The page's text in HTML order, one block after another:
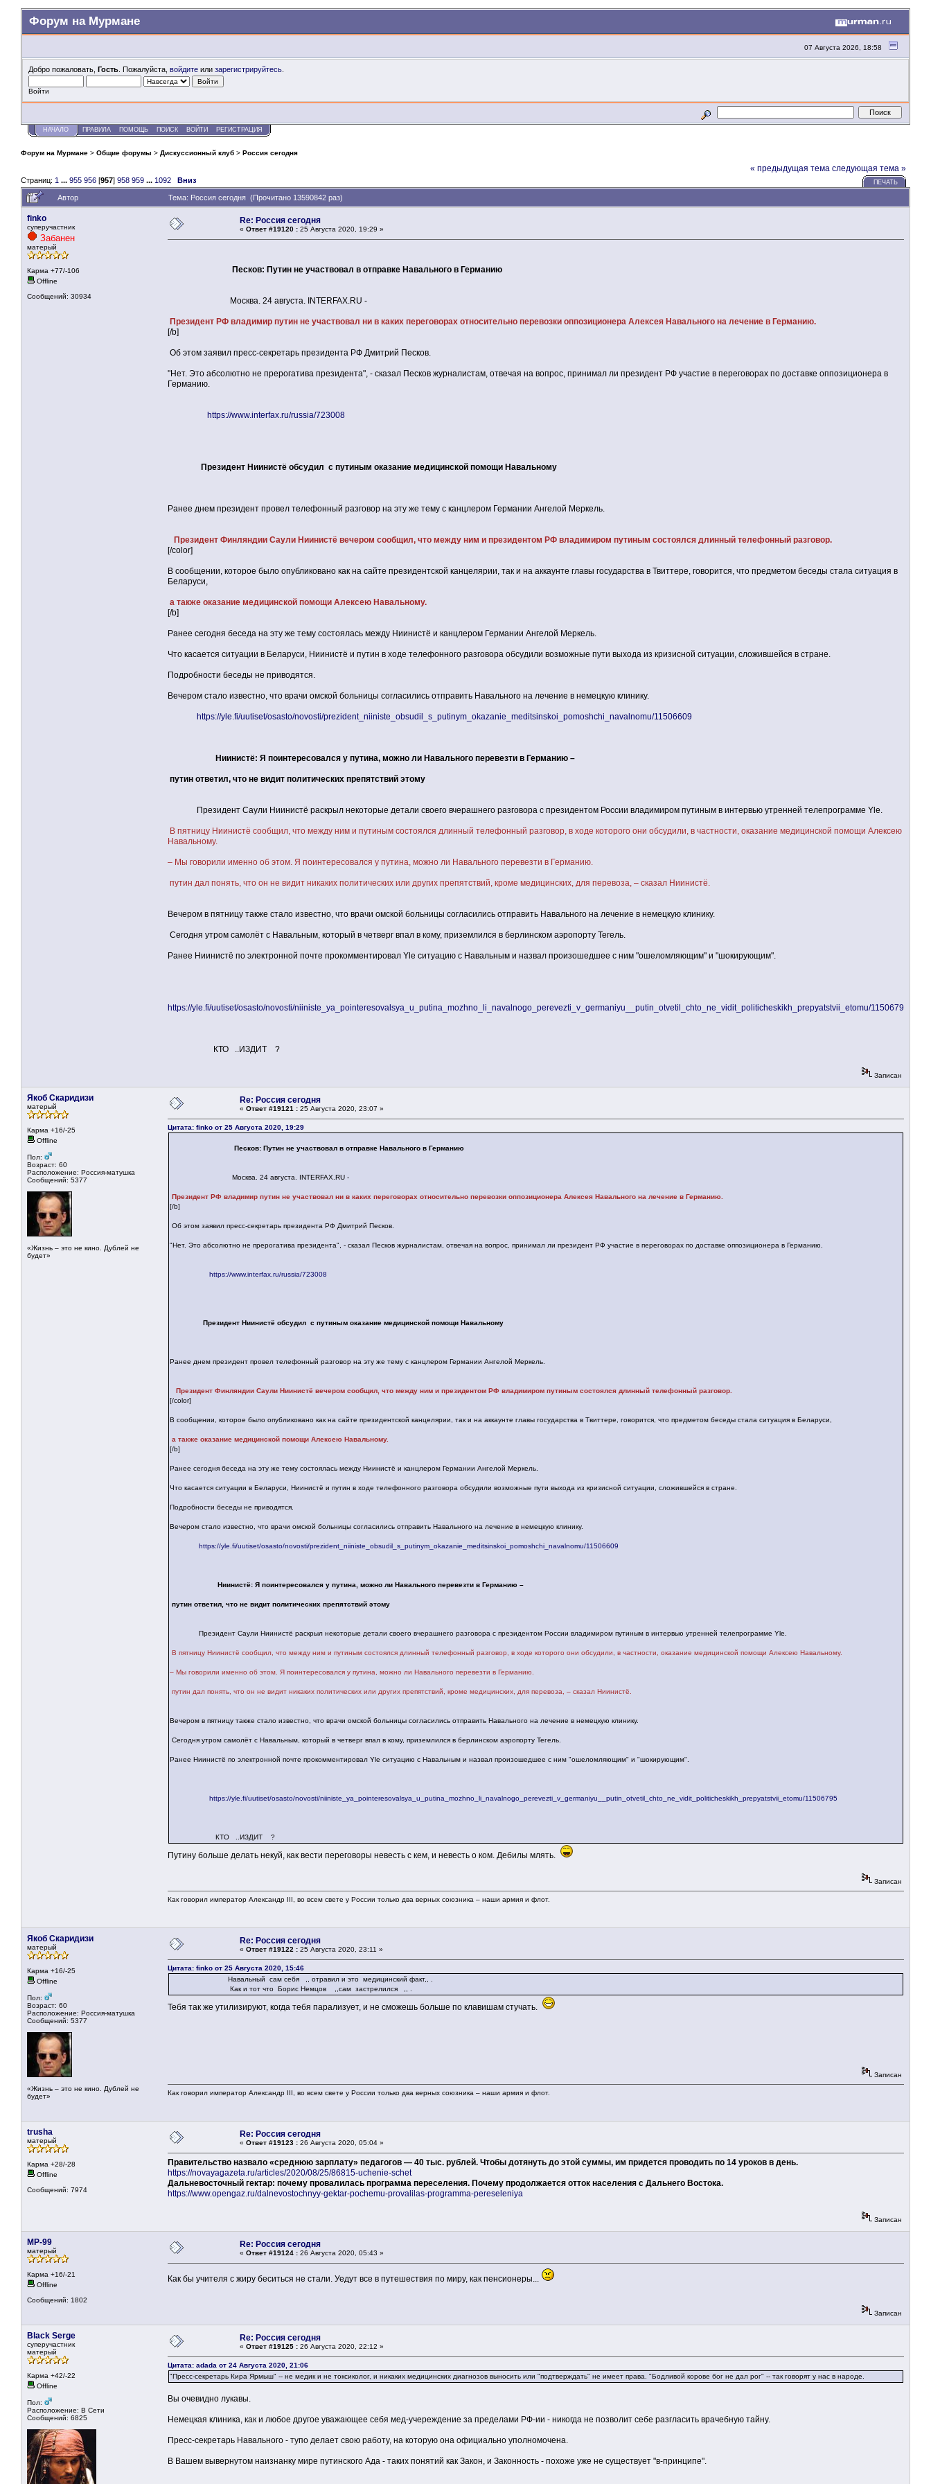
Форум на Мурмане
07 Августа 2026, 18:58
Добро пожаловать, Гость . Пожалуйста, войдите или зарегистрируйтесь
Войти
НАЧАЛО ПРАВИЛА ПОМОЩЬ ПОИСК ВОЙТИ РЕГИСТРАЦИЯ
Форум на Мурмане > Общие форумы > Дискуссионный клуб > Россия сегодня
Страниц: 1 ... 955 956 [957] 958 959 ... 1092 Вниз
« предыдущая тема следующая тема »
ПЕЧАТЬ
Автор Тема: Россия сегодня (Прочитано 13590842 раз)
finko
суперучастник
Забанен
матерый
Карма +77/-106
Offline
Сообщений: 30934
Re: Россия сегодня
« Ответ #19120 : 25 Августа 2020, 19:29 »
Песков: Путин не участвовал в отправке Навального в Германию
Москва. 24 августа. INTERFAX.RU -
Президент РФ владимир путин не участвовал ни в каких переговорах относительно перевозки оппозиционера Алексея Навального на лечение в Германию.
[/b]
Об этом заявил пресс-секретарь президента РФ Дмитрий Песков.
"Нет. Это абсолютно не прерогатива президента", - сказал Песков журналистам, отвечая на вопрос, принимал ли президент РФ участие в переговорах по доставке оппозиционера в
Германию.
https://www.interfax.ru/russia/723008
Президент Ниинистё обсудил с путиным оказание медицинской помощи Навальному
Ранее днем президент провел телефонный разговор на эту же тему с канцлером Германии Ангелой Меркель.
Президент Финляндии Саули Ниинистё вечером сообщил, что между ним и президентом РФ владимиром путиным состоялся длинный телефонный разговор.
[/color]
В сообщении, которое было опубликовано как на сайте президентской канцелярии, так и на аккаунте главы государства в Твиттере, говорится, что предметом беседы стала ситуация в
Беларуси,
а также оказание медицинской помощи Алексею Навальному.
[/b]
Ранее сегодня беседа на эту же тему состоялась между Ниинистё и канцлером Германии Ангелой Меркель.
Что касается ситуации в Беларуси, Ниинистё и путин в ходе телефонного разговора обсудили возможные пути выхода из кризисной ситуации, сложившейся в стране.
Подробности беседы не приводятся.
Вечером стало известно, что врачи омской больницы согласились отправить Навального на лечение в немецкую клинику.
https://yle.fi/uutiset/osasto/novosti/prezident_niiniste_obsudil_s_putinym_okazanie_meditsinskoi_pomoshchi_navalnomu/11506609
Ниинистё: Я поинтересовался у путина, можно ли Навального перевезти в Германию –
путин ответил, что не видит политических препятствий этому
Президент Саули Ниинистё раскрыл некоторые детали своего вчерашнего разговора с президентом России владимиром путиным в интервью утренней телепрограмме Yle.
В пятницу Ниинистё сообщил, что между ним и путиным состоялся длинный телефонный разговор, в ходе которого они обсудили, в частности, оказание медицинской помощи Алексею
Навальному.
– Мы говорили именно об этом. Я поинтересовался у путина, можно ли Навального перевезти в Германию.
путин дал понять, что он не видит никаких политических или других препятствий, кроме медицинских, для перевоза, – сказал Ниинистё.
Вечером в пятницу также стало известно, что врачи омской больницы согласились отправить Навального на лечение в немецкую клинику.
Сегодня утром самолёт с Навальным, который в четверг впал в кому, приземлился в берлинском аэропорту Тегель.
Ранее Ниинистё по электронной почте прокомментировал Yle ситуацию с Навальным и назвал произошедшее с ним "ошеломляющим" и "шокирующим".
https://yle.fi/uutiset/osasto/novosti/niiniste_ya_pointeresovalsya_u_putina_mozhno_li_navalnogo_perevezti_v_germaniyu__putin_otvetil_chto_ne_vidit_politicheskikh_prepyatstvii_etomu/11506795
КТО ..ИЗДИТ ?
Записан
Якоб Скаридизи
матерый
Карма +16/-25
Offline
Пол:
Возраст: 60
Расположение: Россия-матушка
Сообщений: 5377
«Жизнь – это не кино. Дублей не
будет»
Re: Россия сегодня
« Ответ #19121 : 25 Августа 2020, 23:07 »
Цитата: finko от 25 Августа 2020, 19:29
Песков: Путин не участвовал в отправке Навального в Германию
Москва. 24 августа. INTERFAX.RU -
Президент РФ владимир путин не участвовал ни в каких переговорах относительно перевозки оппозиционера Алексея Навального на лечение в Германию.
[/b]
Об этом заявил пресс-секретарь президента РФ Дмитрий Песков.
"Нет. Это абсолютно не прерогатива президента", - сказал Песков журналистам, отвечая на вопрос, принимал ли президент РФ участие в переговорах по доставке оппозиционера в Германию.
https://www.interfax.ru/russia/723008
Президент Ниинистё обсудил с путиным оказание медицинской помощи Навальному
Ранее днем президент провел телефонный разговор на эту же тему с канцлером Германии Ангелой Меркель.
Президент Финляндии Саули Ниинистё вечером сообщил, что между ним и президентом РФ владимиром путиным состоялся длинный телефонный разговор.
[/color]
В сообщении, которое было опубликовано как на сайте президентской канцелярии, так и на аккаунте главы государства в Твиттере, говорится, что предметом беседы стала ситуация в Беларуси,
а также оказание медицинской помощи Алексею Навальному.
[/b]
Ранее сегодня беседа на эту же тему состоялась между Ниинистё и канцлером Германии Ангелой Меркель.
Что касается ситуации в Беларуси, Ниинистё и путин в ходе телефонного разговора обсудили возможные пути выхода из кризисной ситуации, сложившейся в стране.
Подробности беседы не приводятся.
Вечером стало известно, что врачи омской больницы согласились отправить Навального на лечение в немецкую клинику.
https://yle.fi/uutiset/osasto/novosti/prezident_niiniste_obsudil_s_putinym_okazanie_meditsinskoi_pomoshchi_navalnomu/11506609
Ниинистё: Я поинтересовался у путина, можно ли Навального перевезти в Германию –
путин ответил, что не видит политических препятствий этому
Президент Саули Ниинистё раскрыл некоторые детали своего вчерашнего разговора с президентом России владимиром путиным в интервью утренней телепрограмме Yle.
В пятницу Ниинистё сообщил, что между ним и путиным состоялся длинный телефонный разговор, в ходе которого они обсудили, в частности, оказание медицинской помощи Алексею Навальному.
– Мы говорили именно об этом. Я поинтересовался у путина, можно ли Навального перевезти в Германию.
путин дал понять, что он не видит никаких политических или других препятствий, кроме медицинских, для перевоза, – сказал Ниинистё.
Вечером в пятницу также стало известно, что врачи омской больницы согласились отправить Навального на лечение в немецкую клинику.
Сегодня утром самолёт с Навальным, который в четверг впал в кому, приземлился в берлинском аэропорту Тегель.
Ранее Ниинистё по электронной почте прокомментировал Yle ситуацию с Навальным и назвал произошедшее с ним "ошеломляющим" и "шокирующим".
https://yle.fi/uutiset/osasto/novosti/niiniste_ya_pointeresovalsya_u_putina_mozhno_li_navalnogo_perevezti_v_germaniyu__putin_otvetil_chto_ne_vidit_politicheskikh_prepyatstvii_etomu/11506795
КТО ..ИЗДИТ ?
Путину больше делать некуй, как вести переговоры невесть с кем, и невесть о ком. Дебилы млять.
Записан
Как говорил император Александр III, во всем свете у России только два верных союзника – наши армия и флот.
Якоб Скаридизи
матерый
Карма +16/-25
Offline
Пол:
Возраст: 60
Расположение: Россия-матушка
Сообщений: 5377
«Жизнь – это не кино. Дублей не
будет»
Re: Россия сегодня
« Ответ #19122 : 25 Августа 2020, 23:11 »
Цитата: finko от 25 Августа 2020, 15:46
Навальный сам себя ,, отравил и это медицинский факт,, .
Как и тот что Борис Немцов ,,сам застрелился ,, .
Тебя так же утилизируют, когда тебя парализует, и не сможешь больше по клавишам стучать.
Записан
Как говорил император Александр III, во всем свете у России только два верных союзника – наши армия и флот.
trusha
матерый
Карма +28/-28
Offline
Сообщений: 7974
Re: Россия сегодня
« Ответ #19123 : 26 Августа 2020, 05:04 »
Правительство назвало «среднюю зарплату» педагогов — 40 тыс. рублей. Чтобы дотянуть до этой суммы, им придется проводить по 14 уроков в день.
https://novayagazeta.ru/articles/2020/08/25/86815-uchenie-schet
Дальневосточный гектар: почему провалилась программа переселения. Почему продолжается отток населения с Дальнего Востока.
https://www.opengaz.ru/dalnevostochnyy-gektar-pochemu-provalilas-programma-pereseleniya
Записан
MP-99
матерый
Карма +16/-21
Offline
Сообщений: 1802
Re: Россия сегодня
« Ответ #19124 : 26 Августа 2020, 05:43 »
Как бы учителя с жиру беситься не стали. Уедут все в путешествия по миру, как пенсионеры...
Записан
Black Serge
суперучастник
матерый
Карма +42/-22
Offline
Пол:
Расположение: В Сети
Сообщений: 6825
Re: Россия сегодня
« Ответ #19125 : 26 Августа 2020, 22:12 »
Цитата: adada от 24 Августа 2020, 21:06
"Пресс-секретарь Кира Ярмыш" -- не медик и не токсиколог, и никаких медицинских диагнозов выносить или "подтверждать" не имеет права. "Бодливой корове бог не дал рог" -- так говорят у нас в народе.
Вы очевидно лукавы.
Немецкая клиника, как и любое другое уважающее себя мед-учереждение за пределами РФ-ии - никогда не позволит себе разгласить врачебную тайну.
Пресс-секретарь Навального - тупо делает свою работу, на которую она официально уполномочена.
В Вашем вывернутом наизнанку мире путинского Ада - таких понятий как Закон, и Законность - похоже уже не существует "в-принципе".